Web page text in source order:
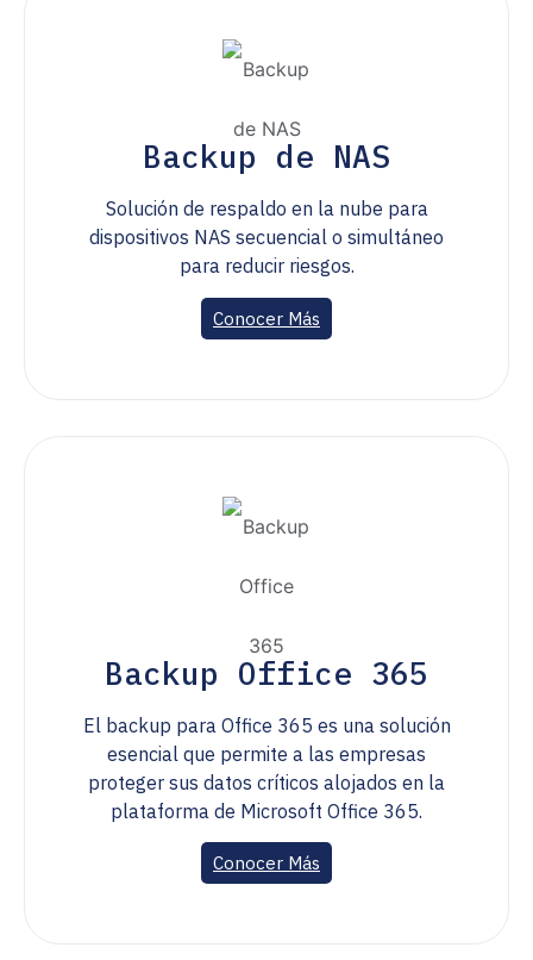
Backup de NAS
Solución de respaldo en la nube para
dispositivos NAS secuencial o simultáneo
para reducir riesgos.
Conocer Más
Backup Office 365
El backup para Office 365 es una solución
esencial que permite a las empresas
proteger sus datos críticos alojados en la
plataforma de Microsoft Office 365.
Conocer Más